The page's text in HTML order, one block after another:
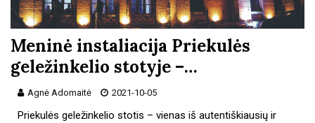
Meninė instaliacija Priekulės
geležinkelio stotyje –…
Agnė Adomaitė 2021-10-05
Priekulės geležinkelio stotis – vienas iš autentiškiausių ir